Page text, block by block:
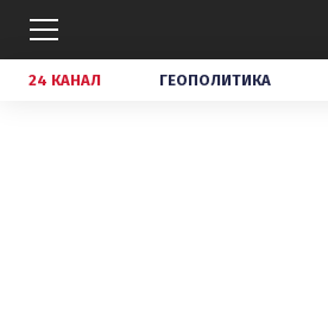
24 КАНАЛ ГЕОПОЛИТИКА